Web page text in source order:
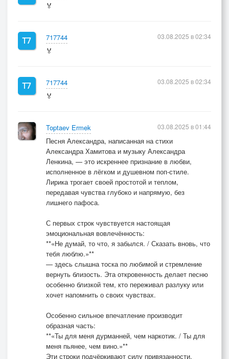
🏅
717744
🏅
03.08.2025 в 02:34
717744
🏅
03.08.2025 в 02:34
Toptaev Ermek
Песня Александра, написанная на стихи
Александра Хамитова и музыку Александра
Ленкина, — это искреннее признание в любви,
исполненное в лёгком и душевном поп-стиле.
Лирика трогает своей простотой и теплом,
передавая чувства глубоко и напрямую, без
лишнего пафоса.
С первых строк чувствуется настоящая
эмоциональная вовлечённость:
**«Не думай, то что, я забылся. / Сказать вновь, что
тебя люблю.»**
— здесь слышна тоска по любимой и стремление
вернуть близость. Эта откровенность делает песню
особенно близкой тем, кто переживал разлуку или
хочет напомнить о своих чувствах.
Особенно сильное впечатление производит
образная часть:
**«Ты для меня дурманней, чем наркотик. / Ты для
меня пьянее, чем вино.»**
Эти строки подчёркивают силу привязанности,
03.08.2025 в 01:44